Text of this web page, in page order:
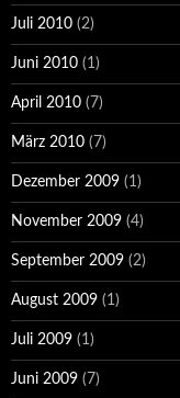
Juli 2010 (2)
Juni 2010 (1)
April 2010 (7)
März 2010 (7)
Dezember 2009 (1)
November 2009 (4)
September 2009 (2)
August 2009 (1)
Juli 2009 (1)
Juni 2009 (7)